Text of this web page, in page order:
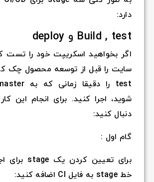
دارد:
Build , test و deploy
اگر بخواهید اسکریپت خود را تست
سایت را قبل از توسعه محصول چک
شوید، اجرا کنید. برای انجام این
دنبال کنید:
گام اول :
خط stage به فایل CI اضافه کنید: